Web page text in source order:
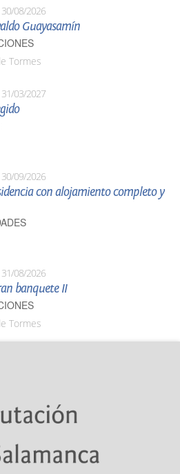
30/08/2026
Guayasamín
Tormes
31/03/2027
30/09/2026
con alojamiento completo y
31/08/2026
banquete II
Tormes